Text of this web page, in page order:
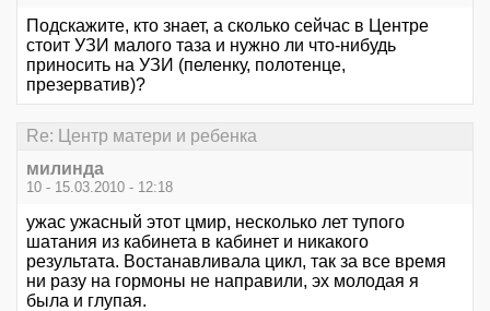
Подскажите, кто знает, а сколько сейчас в Центре
стоит УЗИ малого таза и нужно ли что-нибудь
приносить на УЗИ (пеленку, полотенце,
презерватив)?
Re: Центр матери и ребенка
милинда
10 - 15.03.2010 - 12:18
ужас ужасный этот цмир, несколько лет тупого
шатания из кабинета в кабинет и никакого
результата. Востанавливала цикл, так за все время
ни разу на гормоны не направили, эх молодая я
была и глупая.